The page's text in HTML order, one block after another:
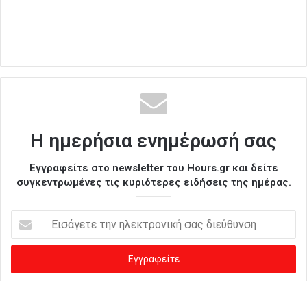
Η ημερήσια ενημέρωσή σας
Εγγραφείτε στο newsletter του Hours.gr και δείτε
συγκεντρωμένες τις κυριότερες ειδήσεις της ημέρας.
σ
γ